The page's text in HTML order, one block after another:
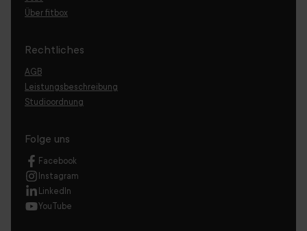
Über fitbox
Rechtliches
AGB
Leistungsbeschreibung
Studioordnung
Folge uns
Facebook
Instagram
LinkedIn
YouTube